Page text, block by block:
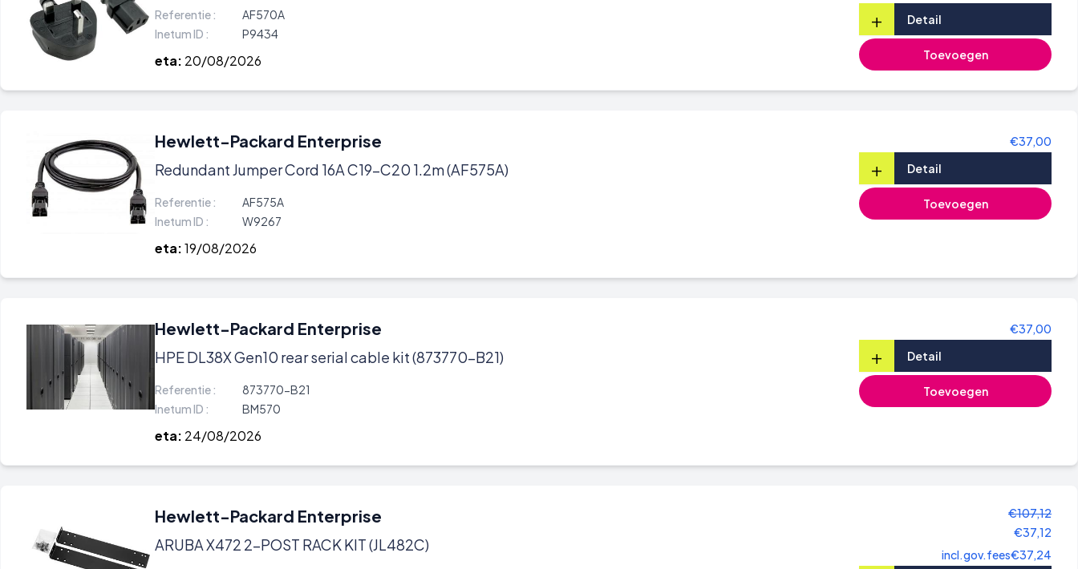
Referentie :
AF570A
Inetum ID :
P9434
eta: 20/08/2026
+ Detail
Toevoegen
Hewlett-Packard Enterprise
Redundant Jumper Cord 16A C19-C20 1.2m (AF575A)
Referentie :
AF575A
Inetum ID :
W9267
eta:19/08/2026
€37,00
+ Detail
Toevoegen
Hewlett-Packard Enterprise
HPE DL38X Gen10 rear serial cable kit (873770-B21)
Referentie :
873770-B21
Inetum ID :
BM570
eta: 24/08/2026
€37,00
+ Detail
Toevoegen
Hewlett-Packard Enterprise
ARUBA X472 2-POST RACK KIT (JL482C)
€107,12
€37,12
incl.gov.fees€37,24